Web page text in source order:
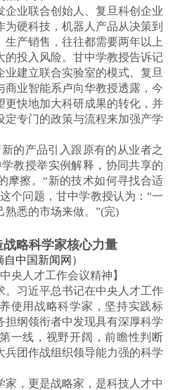
企业联合创始人、复旦科创企业
为硬科技，机器人产品从决策到
生产销售，往往都需要两年以上
的投入风险。甘中学教授告诉记
建立联合实验室的模式。复旦
商业智能系卢向华教授透露，今
更快地加大科研成果的转化，并
定专门的政策与流程来加强产学
的产品引入跟原有的从业者之
教授举实例解释，协同共享的
摩擦。“新的技术如何寻找合适
个问题，甘中学教授认为：“一
熟悉的市场来做。”(完)
战略科学家核心力量
自中国新闻网）
央人才工作会议精神】
。习近平总书记在中央人才工作
使用战略科学家，坚持实践标
担纲领衔者中发现具有深厚科学
一线，视野开阔，前瞻性判断
兵团作战组织领导能力强的科学
家，更是战略家，是科技人才中